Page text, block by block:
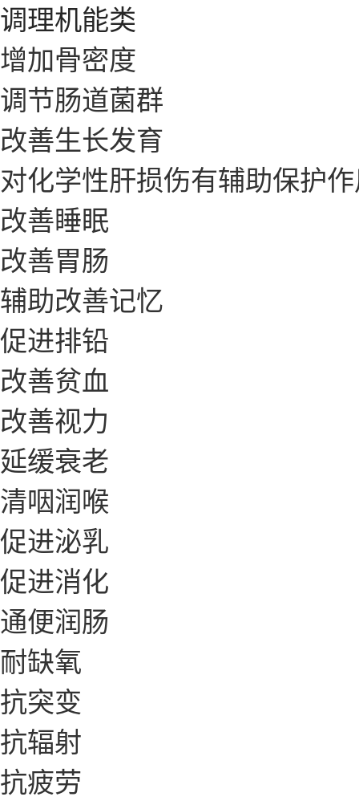
调理机能类
增加骨密度
调节肠道菌群
改善生长发育
对化学性肝损伤有辅助保护
改善睡眠
改善胃肠
辅助改善记忆
促进排铅
改善贫血
改善视力
延缓衰老
清咽润喉
促进泌乳
促进消化
通便润肠
耐缺氧
抗突变
抗辐射
抗疲劳